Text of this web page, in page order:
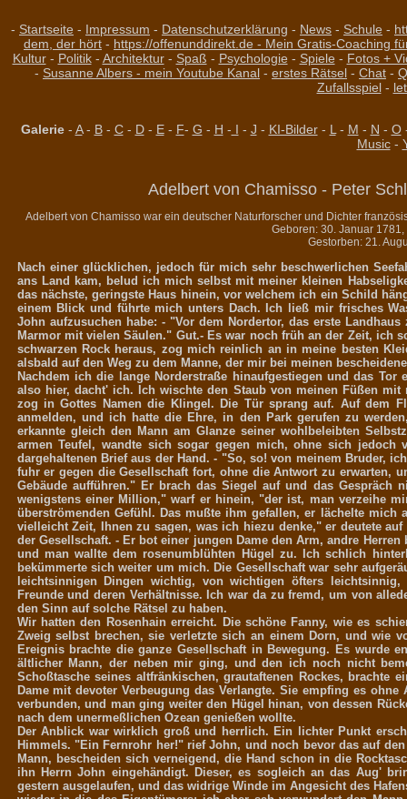
- Startseite - Impressum - Datenschutzerklärung - News - Schule -
dem, der hört - https://offenunddirekt.de - Mein Gratis-Coaching
Kultur- Politik- Architektur- Spaß - Psychologie- Spiele- Fotos +
- Susanne Albers - mein Youtube Kanal - erstes Rätsel - Chat -
Zufallsspiel-
Galerie- A- B- C- D- E- F- G - H - I - J - KI-Bilder- L - M - N - O
Music-
Adelbert von Chamisso - Peter
Adelbert von Chamisso war ein deutscher Naturforscher und Dichter
Geboren: 30. Januar
Gestorben: 21.
Nach einer glücklichen, jedoch für mich sehr beschwerlichen
ans Land kam, belud ich mich selbst mit meiner kleinen
das nächste, geringste Haus hinein, vor welchem ich ein Schild
einem Blick und führte mich unters Dach. Ich ließ mir frisches
John aufzusuchen habe: - "Vor dem Nordertor, das erste
Marmor mit vielen Säulen." Gut.- Es war noch früh an der Zeit, ich
schwarzen Rock heraus, zog mich reinlich an in meine besten
alsbald auf den Weg zu dem Manne, der mir bei meinen
Nachdem ich die lange Norderstraße hinaufgestiegen und das
also hier, dacht' ich. Ich wischte den Staub von meinen Füßen
zog in Gottes Namen die Klingel. Die Tür sprang auf. Auf dem
anmelden, und ich hatte die Ehre, in den Park gerufen zu
erkannte gleich den Mann am Glanze seiner wohlbeleibten
armen Teufel, wandte sich sogar gegen mich, ohne sich
dargehaltenen Brief aus der Hand. - "So, so! von meinem Bruder,
fuhr er gegen die Gesellschaft fort, ohne die Antwort zu erwarten,
Gebäude aufführen." Er brach das Siegel auf und das
wenigstens einer Million," warf er hinein, "der ist, man verzeihe
überströmenden Gefühl. Das mußte ihm gefallen, er lächelte
vielleicht Zeit, Ihnen zu sagen, was ich hiezu denke," er deutete
der Gesellschaft. - Er bot einer jungen Dame den Arm, andre
und man wallte dem rosenumblühten Hügel zu. Ich schlich
bekümmerte sich weiter um mich. Die Gesellschaft war sehr
leichtsinnigen Dingen wichtig, von wichtigen öfters
Freunde und deren Verhältnisse. Ich war da zu fremd, um von
den Sinn auf solche Rätsel zu haben.
Wir hatten den Rosenhain erreicht. Die schöne Fanny, wie es
Zweig selbst brechen, sie verletzte sich an einem Dorn, und wie
Ereignis brachte die ganze Gesellschaft in Bewegung. Es wurde
ältlicher Mann, der neben mir ging, und den ich noch nicht
Schoßtasche seines altfränkischen, grautaftenen Rockes, brachte
Dame mit devoter Verbeugung das Verlangte. Sie empfing es
verbunden, und man ging weiter den Hügel hinan, von dessen
nach dem unermeßlichen Ozean genießen wollte.
Der Anblick war wirklich groß und herrlich. Ein lichter Punkt
Himmels. "Ein Fernrohr her!" rief John, und noch bevor das auf
Mann, bescheiden sich verneigend, die Hand schon in die
ihn Herrn John eingehändigt. Dieser, es sogleich an das Aug'
gestern ausgelaufen, und das widrige Winde im Angesicht des